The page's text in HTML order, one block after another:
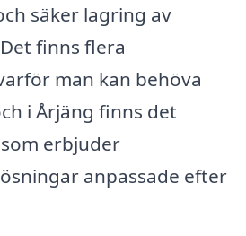
säker lagring av
finns flera
man kan behöva
i Årjäng finns det
erbjuder
anpassade efter